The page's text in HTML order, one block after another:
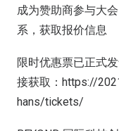
成为赞助商参与大
系，获取报价信息
限时优惠票已正式
接获取：https://
hans/tickets/